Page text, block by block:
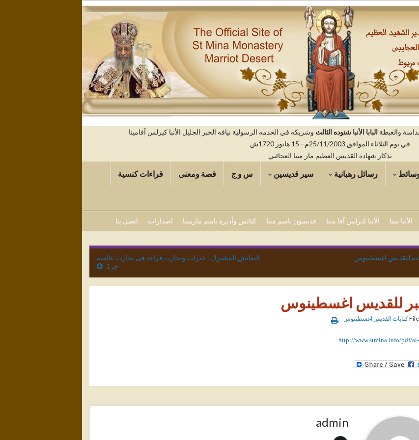
والغبطة البابا الأنبا شنوده الثالث وشريكه في الخدمه الرسولية نيافه الحبر الجليل الأنبا كيرلس آفامينا
في يوم الثلاثاء الموافق 25/11/2003م - 15 هاتور 1720ش
تذكار شهادة القديس العظيم مار مينا العجائبي
رسائل رهبانية سير قديسين س و ج قصة ومعنى قراءات كنسية
الأنبا مينا الأنبا كيرلس آفا مينا قديسون باسم مينا كنائس وأديرة باسم مارمينا اصدارات اتصل بنا
للقديس اغسطينوس
التعايش المشترك : خبرات وتجارب قراءة فى تجارب عالمية
جـ 1
للقديس اغسطينوس
كتابات القديس اغسطينوس
http://www.stmina.info/pdf/al-
admin